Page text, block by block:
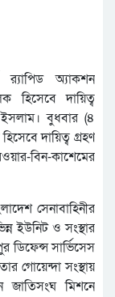
অ্যাকশন
হিসেবে দায়িত্ব
ইসলাম। বুধবার (৪
দায়িত্ব গ্রহণ
বিন-কাশেমের
সেনাবাহিনীর
ইউনিট ও সংস্থার
ডিফেন্স সার্ভিসেস
গোয়েন্দা সংস্থায়
জাতিসংঘ মিশনে